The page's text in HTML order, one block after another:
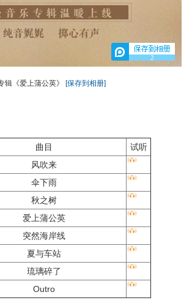
2
辑《爱上蒲公英》 [保存到相册]
曲目
试听
风吹来
伞下雨
秋之树
爱上蒲公英
突然海岸线
夏与车站
琉璃碎了
Outro